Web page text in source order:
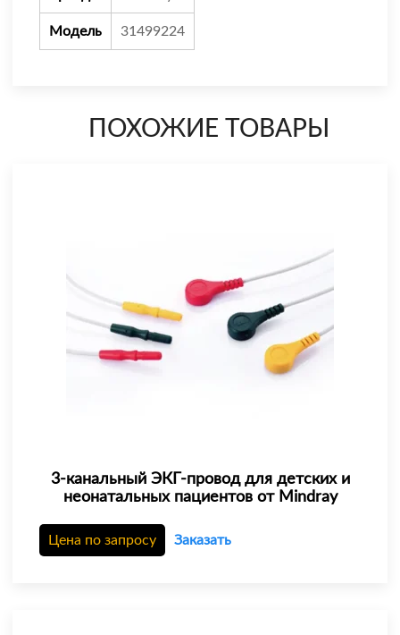
Модель 31499224
ПОХОЖИЕ ТОВАРЫ
3-канальный ЭКГ-провод для детских и
неонатальных пациентов от Mindray
Цена по запросу Заказать